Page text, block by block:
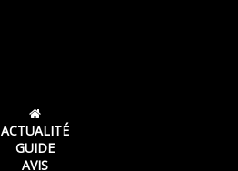
ACTUALITÉ
GUIDE
AVIS